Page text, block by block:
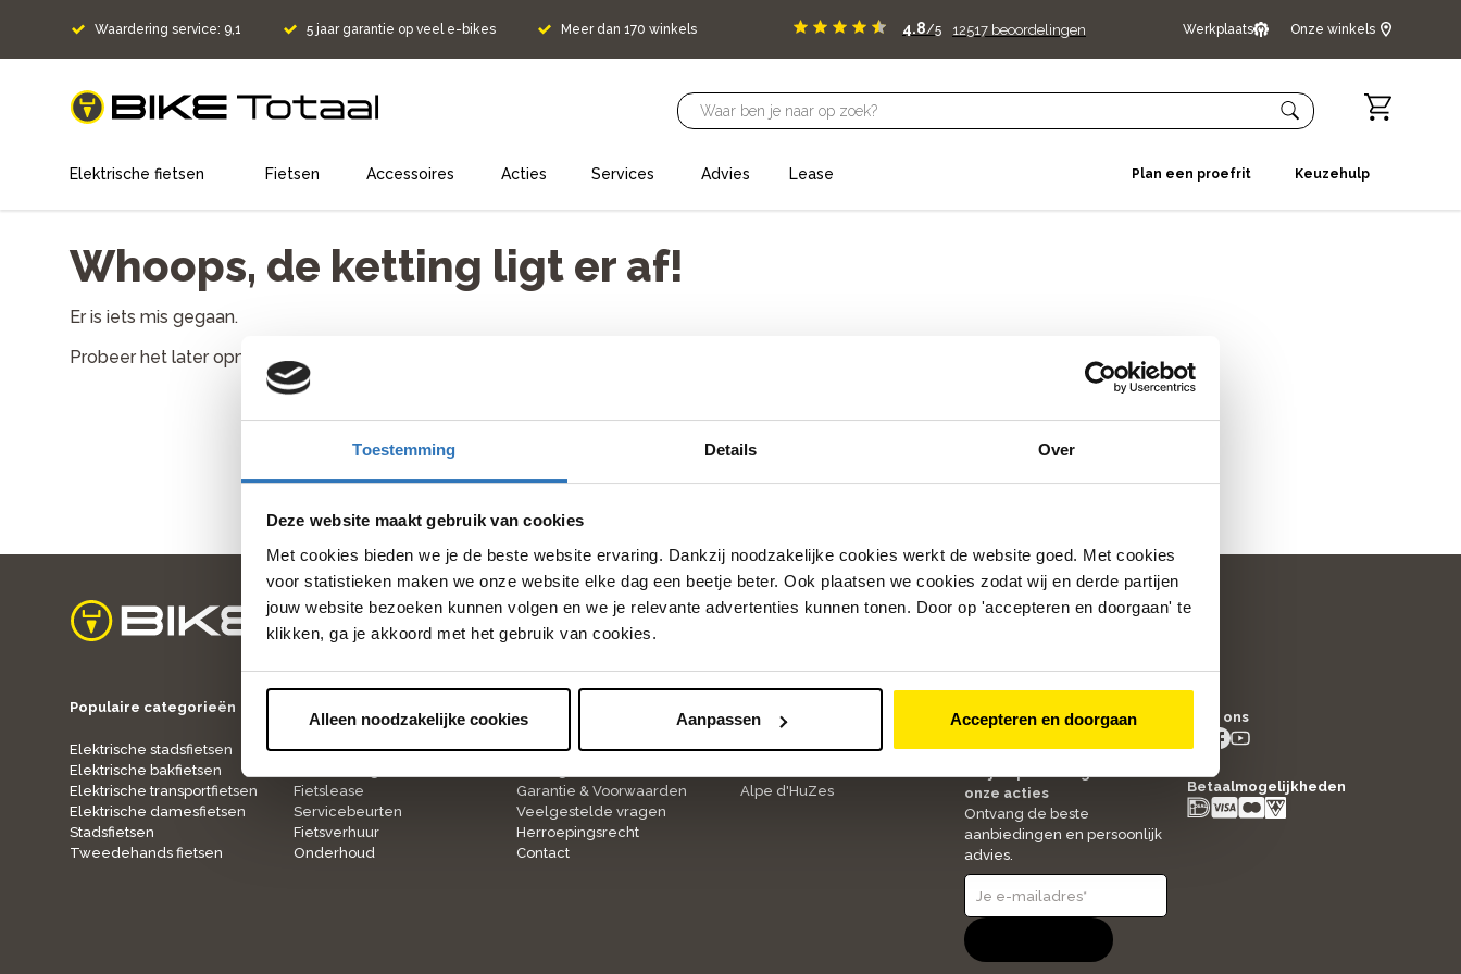
Toestemming Details Over
Deze website maakt gebruik van cookies
Met cookies bieden we je de beste website ervaring. Dankzij noodzakelijke cookies werkt de website goed. Met cookies
voor statistieken maken we onze website elke dag een beetje beter. Ook plaatsen we cookies zodat wij en derde partijen
jouw website bezoeken kunnen volgen en we je relevante advertenties kunnen tonen. Door op 'accepteren en doorgaan' te
klikken, ga je akkoord met het gebruik van cookies.
Alleen noodzakelijke cookies Aanpassen Accepteren en doorgaan
Waardering service: 9,1 5 jaar garantie op veel e-bikes Meer dan 170 winkels 4.8/5 12517 beoordelingen Werkplaats Onze winkels
home
Elektrische fietsen Fietsen Accessoires Acties Services Advies Lease Plan een proefrit Keuzehulp
Whoops, de ketting ligt er af!
Er is iets mis gegaan.
Probeer het later opnieuw. Als het probleem aanhoud neem dan contact met ons op.
home
Populaire categorieën
Elektrische stadsfietsen
Elektrische bakfietsen
Elektrische transportfietsen
Elektrische damesfietsen
Stadsfietsen
Tweedehands fietsen
Fietspaspoort
Fietslease
Servicebeurten
Fietsverhuur
Onderhoud
Bestellen & Betalen
Garantie & Voorwaarden
Veelgestelde vragen
Herroepingsrecht
Contact
Onze winkels
Alpe d'HuZes
4.8
12517
Altijd op de hoogte van
onze acties
Ontvang de beste
aanbiedingen en persoonlijk
advies.
Volg ons
instagram
facebook
Betaalmogelijkheden